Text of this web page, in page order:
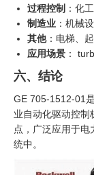
过程控制 ：化
制造业 ：机械
其他：电梯、
应用场景 ：
六、结论
GE 705-1512-01
业自动化驱动控制
点，广泛应用于
统中。